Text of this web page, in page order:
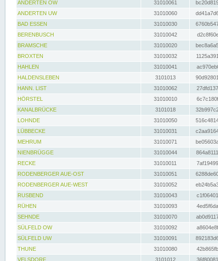
ANDERTEN OW
31010061
ANDERTEN UW
31010060
BAD ESSEN
31010030
BERENBUSCH
31010042
BRAMSCHE
31010020
BROXTEN
31010032
HAHLEN
31010041
HALDENSLEBEN
3101013
HANN. LIST
31010062
HÖRSTEL
31010010
KANALBRÜCKE
3101018
LOHNDE
31010050
LÜBBECKE
31010031
MEHRUM
31010071
NIENBRÜGGE
31010044
RECKE
31010011
RODENBERGER AUE-OST
31010051
RODENBERGER AUE-WEST
31010052
RUSBEND
31010043
RÜHEN
31010093
SEHNDE
31010070
SÜLFELD OW
31010092
SÜLFELD UW
31010091
THUNE
31010080
VELSDORF
3101012